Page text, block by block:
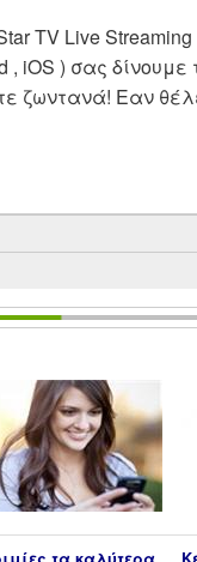
TV Live
, iOS ) σας δίνουμε
ζωντανά! Εαν
| Δες